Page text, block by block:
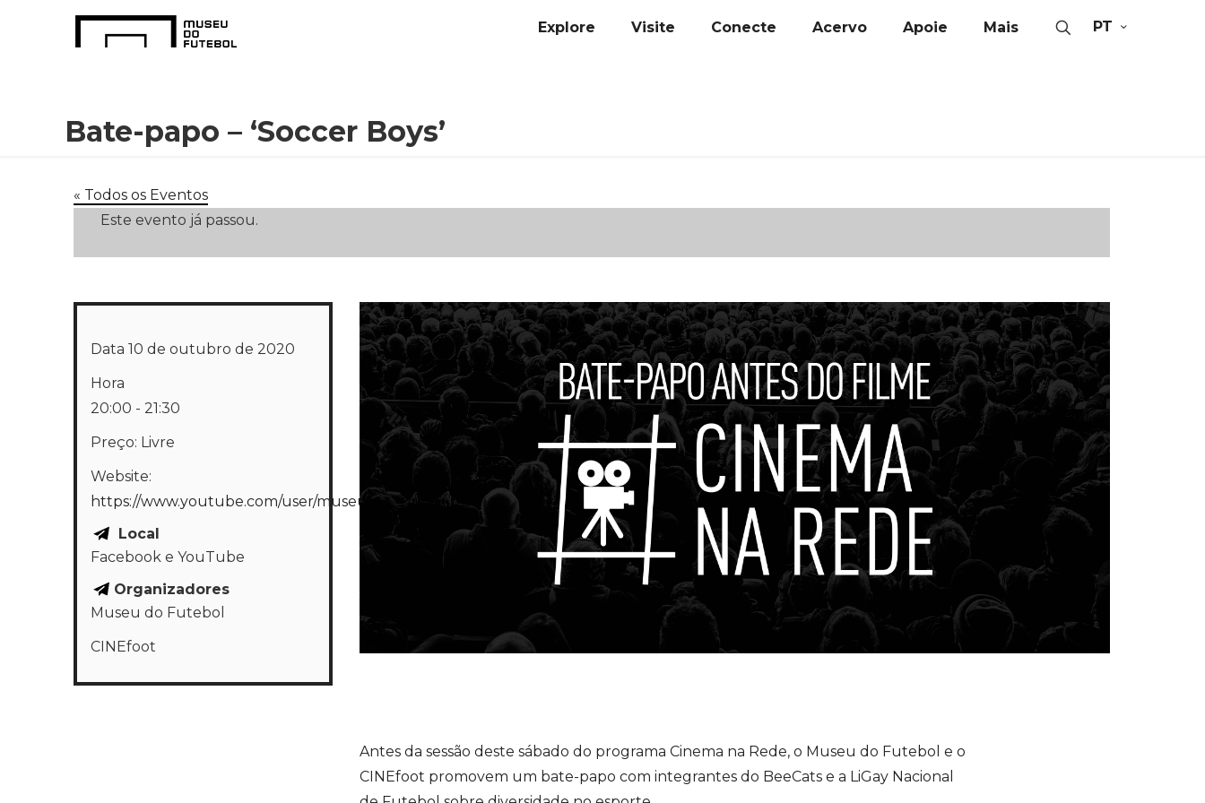
Explore Visite Conecte Acervo Apoie Mais PT
Bate-papo – ‘Soccer Boys’
« Todos os Eventos
Este evento já passou.
Antes da sessão deste sábado do programa Cinema na Rede, o Museu do Futebol e o
CINEfoot promovem um bate-papo com integrantes do BeeCats e a LiGay Nacional
Data 10 de outubro de 2020
Hora
20:00 - 21:30
Preço: Livre
Website:
https://www.youtube.com/user/museudofutebolspaulo
Local
Facebook e YouTube
Organizadores
Museu do Futebol
CINEfoot